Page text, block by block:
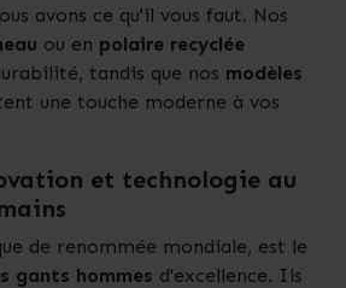
avons ce qu'il vous faut. Nos
ou en polaire recyclée
tandis que nos modèles
une touche moderne à vos
et technologie au
de renommée mondiale, est le
gants hommes d'excellence. Ils